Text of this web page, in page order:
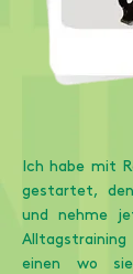
Ich habe mit
gestartet,
und nehme
einen wo